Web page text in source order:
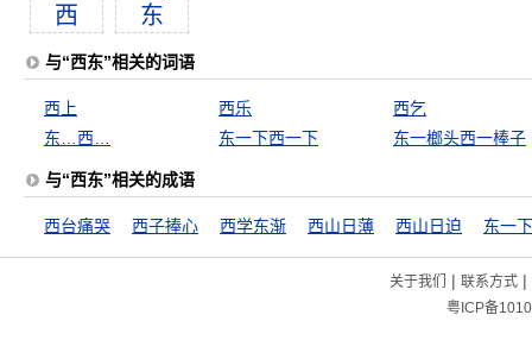
西 东
与“西东”相关的词语
西上 西乐
西乞
东…西…
东一下西一下 东一榔头西一棒子
与“西东”相关的成语
西台痛哭 西子捧心 西学东渐 西山日薄 西山日迫
关于我们 | 联系方式|
粤ICP备